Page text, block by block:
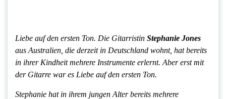
Liebe auf den ersten Ton. Die Gitarristin Stephanie Jones
aus Australien, die derzeit in Deutschland wohnt, hat bereits
in ihrer Kindheit mehrere Instrumente erlernt. Aber erst mit
der Gitarre war es Liebe auf den ersten Ton.
Stephanie hat in ihrem jungen Alter bereits mehrere